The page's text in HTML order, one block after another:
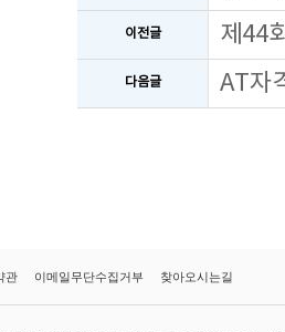
이전글 제44
다음글 AT자
관 이메일무단수집거부 찾아오시는길